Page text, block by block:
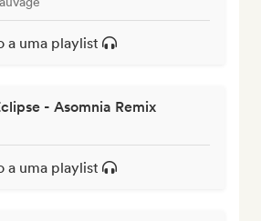
a uma playlist
- Asomnia Remix
a uma playlist